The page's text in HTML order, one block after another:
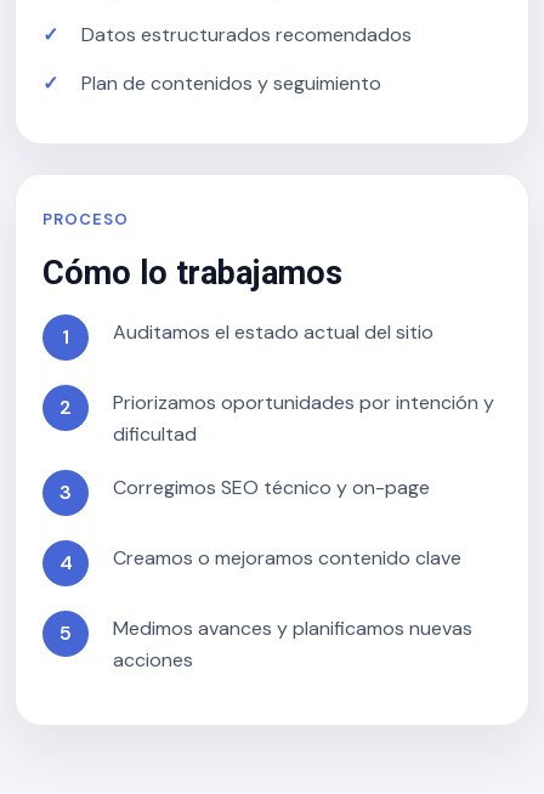
Datos estructurados recomendados
Plan de contenidos y seguimiento
PROCESO
Cómo lo trabajamos
Auditamos el estado actual del sitio
Priorizamos oportunidades por intención y
dificultad
Corregimos SEO técnico y on-page
Creamos o mejoramos contenido clave
Medimos avances y planificamos nuevas
acciones